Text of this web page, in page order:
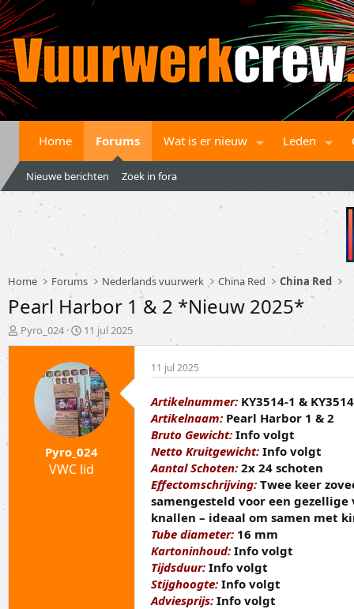
Home Forums Wat is er nieuw Leden
Nieuwe berichten Zoek in fora
Home Forums Nederlands vuurwerk China Red China Red
Pearl Harbor 1 & 2 *Nieuw 2025*
T
o
Pyro_024
S
t
r
t
d
a
t
m
11 jul 2025
Pyro_024
VWC lid
11 jul 2025
Artikelnummer: KY3514-1 &
Artikelnaam: Pearl Harbor 1 & 2
Bruto Gewicht: Info volgt
Netto Kruitgewicht: Info volgt
Aantal Schoten: 2x 24 schoten
Effectomschrijving: Twee keer
samengesteld voor een
knallen – ideaal om samen met
Tube diameter: 16 mm
Kartoninhoud: Info volgt
Tijdsduur: Info volgt
Stijghoogte: Info volgt
Adviesprijs: Info volgt